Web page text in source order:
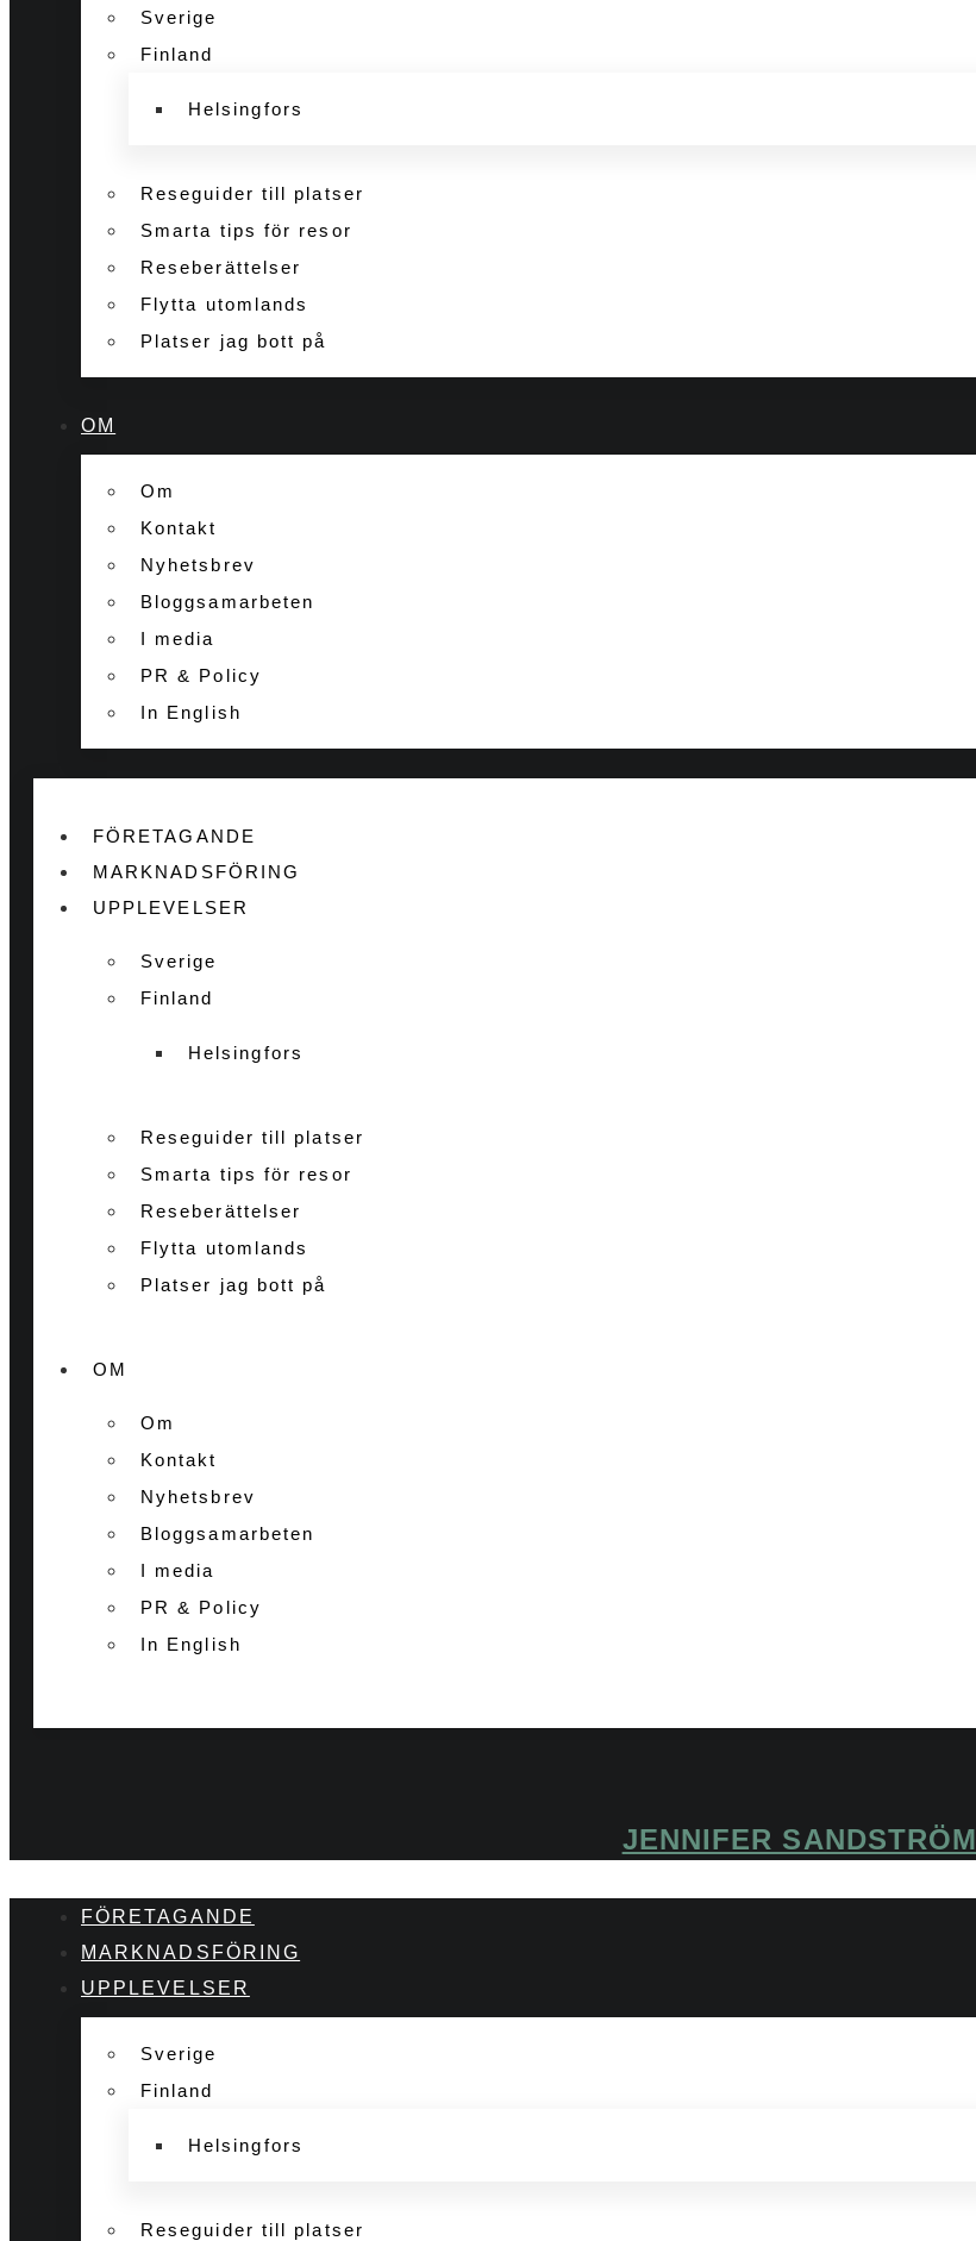
Sverige
Finland
Helsingfors
Reseguider till platser
Smarta tips för resor
Reseberättelser
Flytta utomlands
Platser jag bott på
OM
Om
Kontakt
Nyhetsbrev
Bloggsamarbeten
I media
PR & Policy
In English
FÖRETAGANDE
MARKNADSFÖRING
UPPLEVELSER
Sverige
Finland
Helsingfors
Reseguider till platser
Smarta tips för resor
Reseberättelser
Flytta utomlands
Platser jag bott på
OM
Om
Kontakt
Nyhetsbrev
Bloggsamarbeten
I media
PR & Policy
In English
JENNIFER SANDSTRÖM
FÖRETAGANDE
MARKNADSFÖRING
UPPLEVELSER
Sverige
Finland
Helsingfors
Reseguider till platser